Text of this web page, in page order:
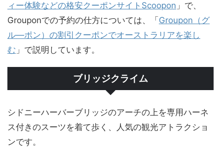
ィー体験などの格安クーポンサイトScoopon 」で、
Grouponでの予約の仕方については、「 Groupon（グ
ル―ポン）の割引クーポンでオーストラリアを楽し
む 」で説明しています。
ブリッジクライム
シドニーハーバーブリッジのアーチの上を専用ハーネ
ス付きのスーツを着て歩く、人気の観光アトラクショ
ンです。